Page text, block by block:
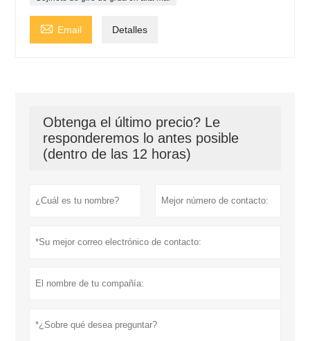
 Email Detalles
Obtenga el último precio? Le
responderemos lo antes posible
(dentro de las 12 horas)